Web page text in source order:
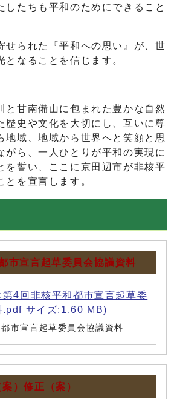
たちも平和のためにできること
られた『平和への思い』が、世
となることを信じます。
甘南備山に包まれた豊かな自然
歴史や文化を大切にし、互いに尊
地域、地域から世界へと笑顔と思
がら、一人ひとりが平和の実現に
を誓い、ここに京田辺市が非核平
とを宣言します。
市宣言起草委員会協議資料
4回非核平和都市宣言起草委
.pdf サイズ:1.60 MB)
市宣言起草委員会協議資料
）修正（案）